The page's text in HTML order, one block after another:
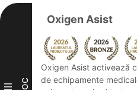
III
Oxigen Asist
Oxigen Asist activează
de echipamente